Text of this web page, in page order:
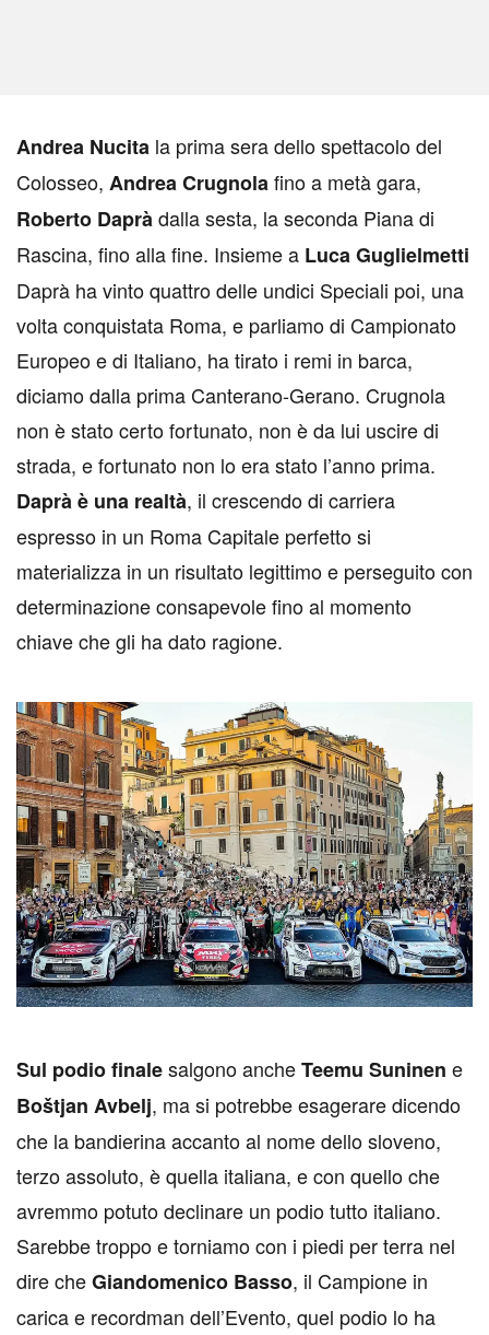
Andrea Nucita la prima sera dello spettacolo del
Colosseo, Andrea Crugnolafino a metà gara,
Roberto Dapràdalla sesta, la seconda Piana di
Rascina, fino alla fine. Insieme a Luca Guglielmetti
Daprà ha vinto quattro delle undici Speciali poi, una
volta conquistata Roma, e parliamo di Campionato
Europeo e di Italiano, ha tirato i remi in barca,
diciamo dalla prima Canterano-Gerano. Crugnola
non è stato certo fortunato, non è da lui uscire di
strada, e fortunato non lo era stato l’anno prima.
Daprà è una realtà, il crescendo di carriera
espresso in un Roma Capitale perfetto si
materializza in un risultato legittimo e perseguito con
determinazione consapevole fino al momento
chiave che gli ha dato ragione.
Sul podio finalesalgono ancheTeemu Suninen e
Boštjan Avbelj, ma si potrebbe esagerare dicendo
che la bandierina accanto al nome dello sloveno,
terzo assoluto, è quella italiana, e con quello che
avremmo potuto declinare un podio tutto italiano.
Sarebbe troppo e torniamo con i piedi per terra nel
dire cheGiandomenico Basso, il Campione in
carica e recordman dell’Evento, quel podio lo ha